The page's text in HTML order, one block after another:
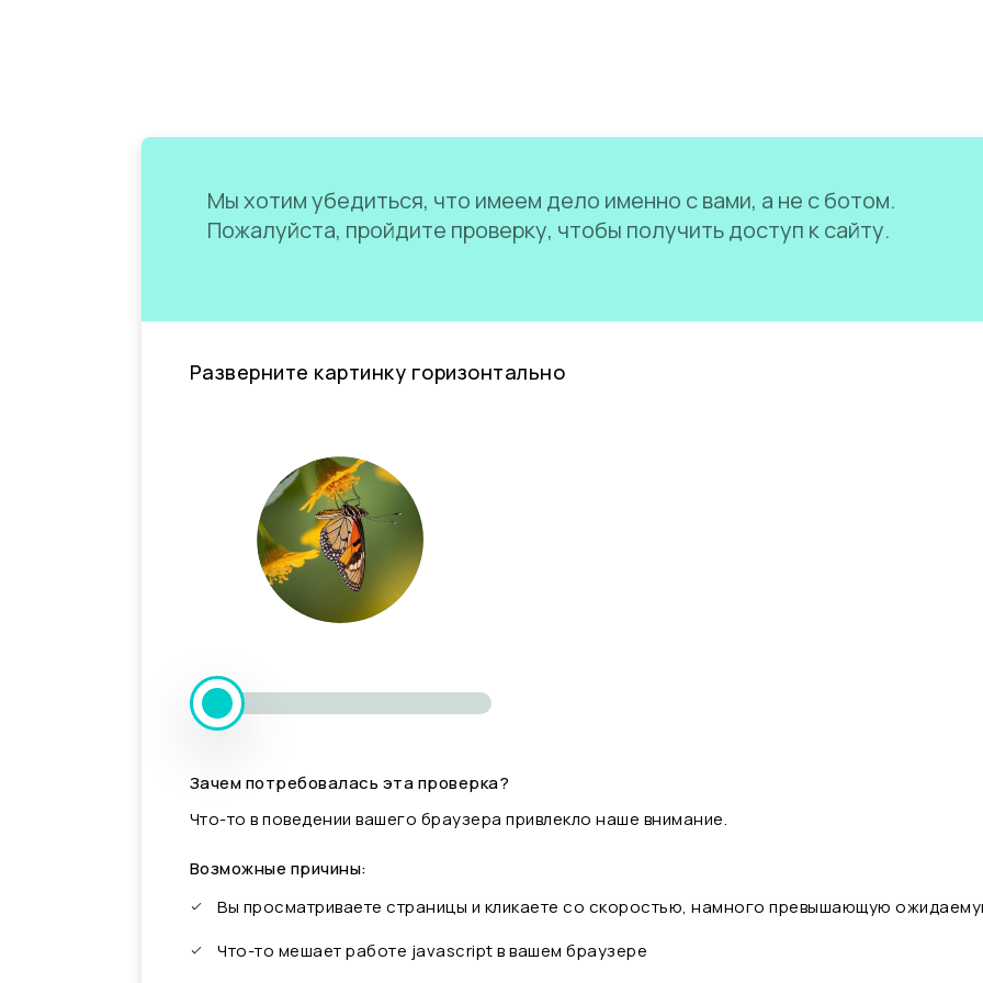
Мы хотим убедиться, что имеем дело именно с вами, а не с ботом.
Пожалуйста, пройдите проверку, чтобы получить доступ к сайту.
Разверните картинку горизонтально
Зачем потребовалась эта проверка?
Что-то в поведении вашего браузера привлекло наше внимание.
Возможные причины:
Вы просматриваете страницы и кликаете со скоростью, намного превышающую
Что-то мешает работе javascript в вашем браузере